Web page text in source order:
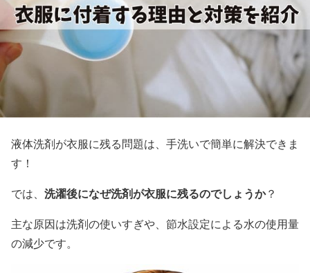
液体洗剤が衣服に残る問題は、手洗いで簡単に解決できま
す！
では、 洗濯後になぜ洗剤が衣服に残るのでしょうか？
主な原因は洗剤の使いすぎや、節水設定による水の使用量
の減少です。